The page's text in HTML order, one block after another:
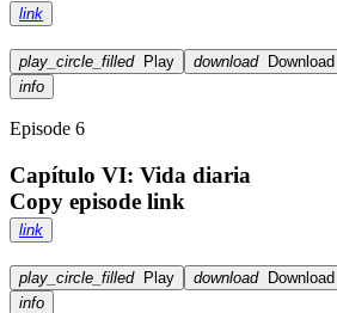
link
play_circle_filledPlay downloadDownload
info
Episode 6
Capítulo VI: Vida diaria
Copy episode link
link
play_circle_filledPlay downloadDownload
info